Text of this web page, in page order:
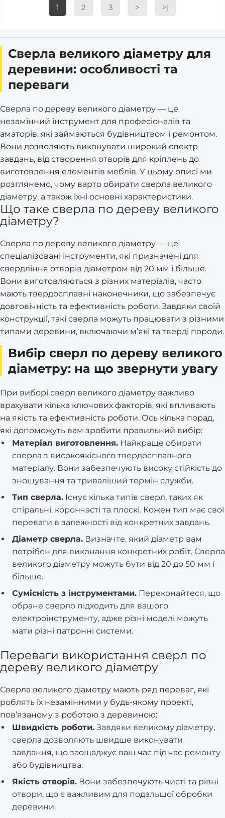
1 2 3 > >|
Сверла великого діаметру для
деревини: особливості та
переваги
Сверла по дереву великого діаметру — це
незамінний інструмент для професіоналів та
аматорів, які займаються будівництвом і ремонтом.
Вони дозволяють виконувати широкий спектр
завдань, від створення отворів для кріплень до
виготовлення елементів меблів. У цьому описі ми
розглянемо, чому варто обирати сверла великого
діаметру, а також їхні основні характеристики.
Що таке сверла по дереву великого
діаметру?
Сверла по дереву великого діаметру — це
спеціалізовані інструменти, які призначені для
свердління отворів діаметром від 20 мм і більше.
Вони виготовляються з різних матеріалів, часто
мають твердосплавні наконечники, що забезпечує
довговічність та ефективність роботи. Завдяки своїй
конструкції, такі сверла можуть працювати з різними
типами деревини, включаючи м’які та тверді породи.
Вибір сверл по дереву великого
діаметру: на що звернути увагу
При виборі сверл великого діаметру важливо
врахувати кілька ключових факторів, які впливають
на якість та ефективність роботи. Ось кілька порад,
які допоможуть вам зробити правильний вибір:
Матеріал виготовлення. Найкраще обирати
сверла з високоякісного твердосплавного
матеріалу. Вони забезпечують високу стійкість до
зношування та триваліший термін служби.
Тип сверла. Існує кілька типів сверл, таких як
спіральні, корончасті та плоскі. Кожен тип має свої
переваги в залежності від конкретних завдань.
Діаметр сверла. Визначте, який діаметр вам
потрібен для виконання конкретних робіт. Сверла
великого діаметру можуть бути від 20 до 50 мм і
більше.
Сумісність з інструментами. Переконайтеся, що
обране сверло підходить для вашого
електроінструменту, адже різні моделі можуть
мати різні патронні системи.
Переваги використання сверл по
дереву великого діаметру
Сверла великого діаметру мають ряд переваг, які
роблять їх незамінними у будь-якому проекті,
пов’язаному з роботою з деревиною:
Швидкість роботи. Завдяки великому діаметру,
сверла дозволяють швидше виконувати
завдання, що заощаджує ваш час під час ремонту
або будівництва.
Якість отворів. Вони забезпечують чисті та рівні
отвори, що є важливим для подальшої обробки
деревини.